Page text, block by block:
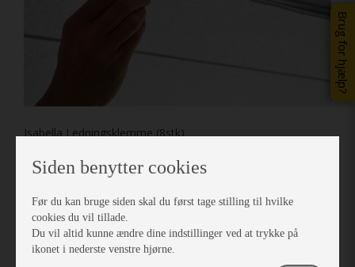
Brug for hjælp?
Isabella Ledningsklemme (8stk)
Siden benytter cookies
Før du kan bruge siden skal du først tage stilling til hvilke
cookies du vil tillade.
Du vil altid kunne ændre dine indstillinger ved at trykke på
ikonet i nederste venstre hjørne.